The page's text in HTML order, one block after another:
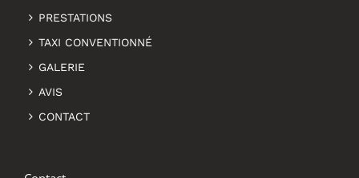
PRESTATIONS
TAXI CONVENTIONNÉ
GALERIE
AVIS
CONTACT